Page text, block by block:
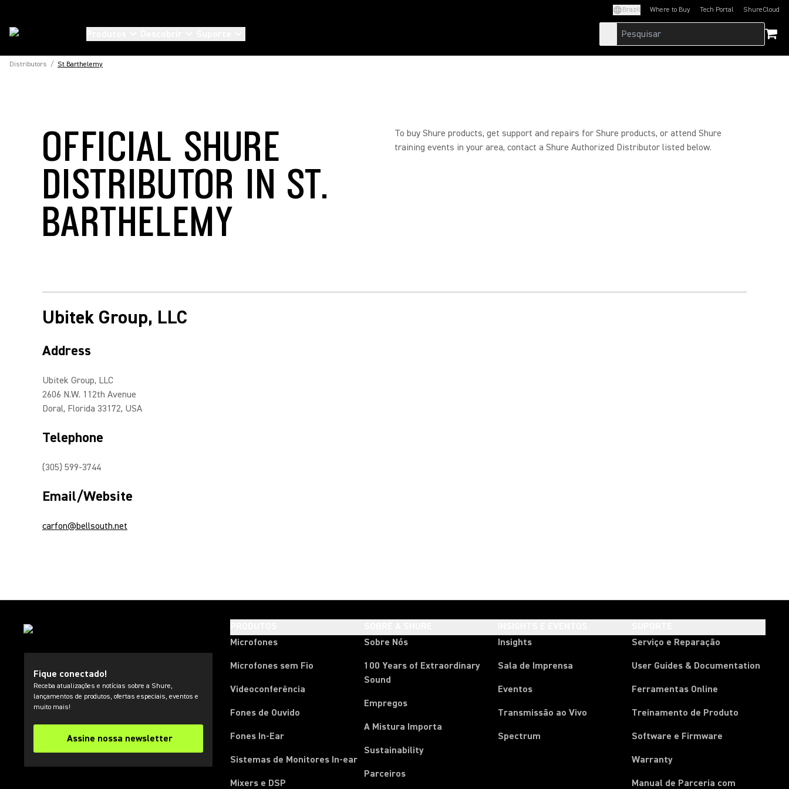
Brazil Where to Buy Tech Portal
(Opens in a new tab)ShureCloud
(Opens in a new
Distributors / St Barthelemy
OFFICIAL SHURE
DISTRIBUTOR IN ST.
BARTHELEMY
To buy Shure products, get support and repairs for Shure products, or attend Shure
training events in your area, contact a Shure Authorized Distributor listed below.
Ubitek Group, LLC
Address
Ubitek Group, LLC
2606 N.W. 112th Avenue
Doral, Florida 33172, USA
Telephone
(305) 599-3744
Email/Website
carfon@bellsouth.net
Fique conectado!
Receba atualizações e notícias sobre a Shure,
lançamentos de produtos, ofertas especiais, eventos e
muito mais!
Assine nossa newsletter
Microfones
Microfones sem Fio
Videoconferência
Fones de Ouvido
Fones In-Ear
Sistemas de Monitores In-ear
Mixers e DSP
Sobre Nós
100 Years of Extraordinary
Sound
Empregos
A Mistura Importa
Sustainability
Parceiros
Insights
Sala de Imprensa
Eventos
Transmissão ao Vivo
Spectrum
Serviço e Reparação
User Guides & Documentation
Ferramentas Online
Treinamento de Produto
Software e Firmware
Warranty
Manual de Parceria com